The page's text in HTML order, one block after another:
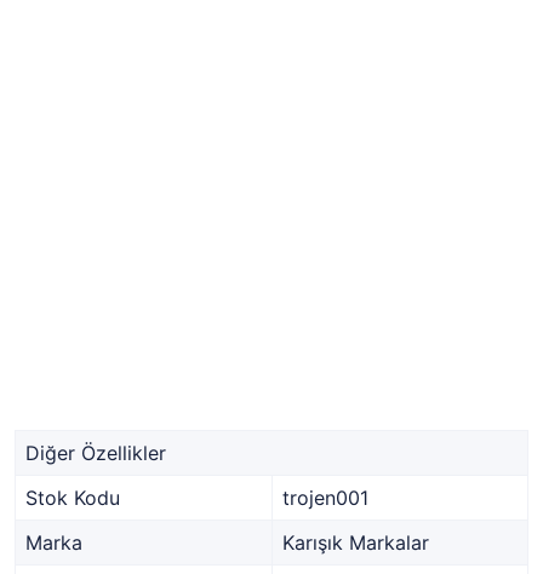
Diğer Özellikler
Stok Kodu
trojen001
Marka
Karışık Markalar